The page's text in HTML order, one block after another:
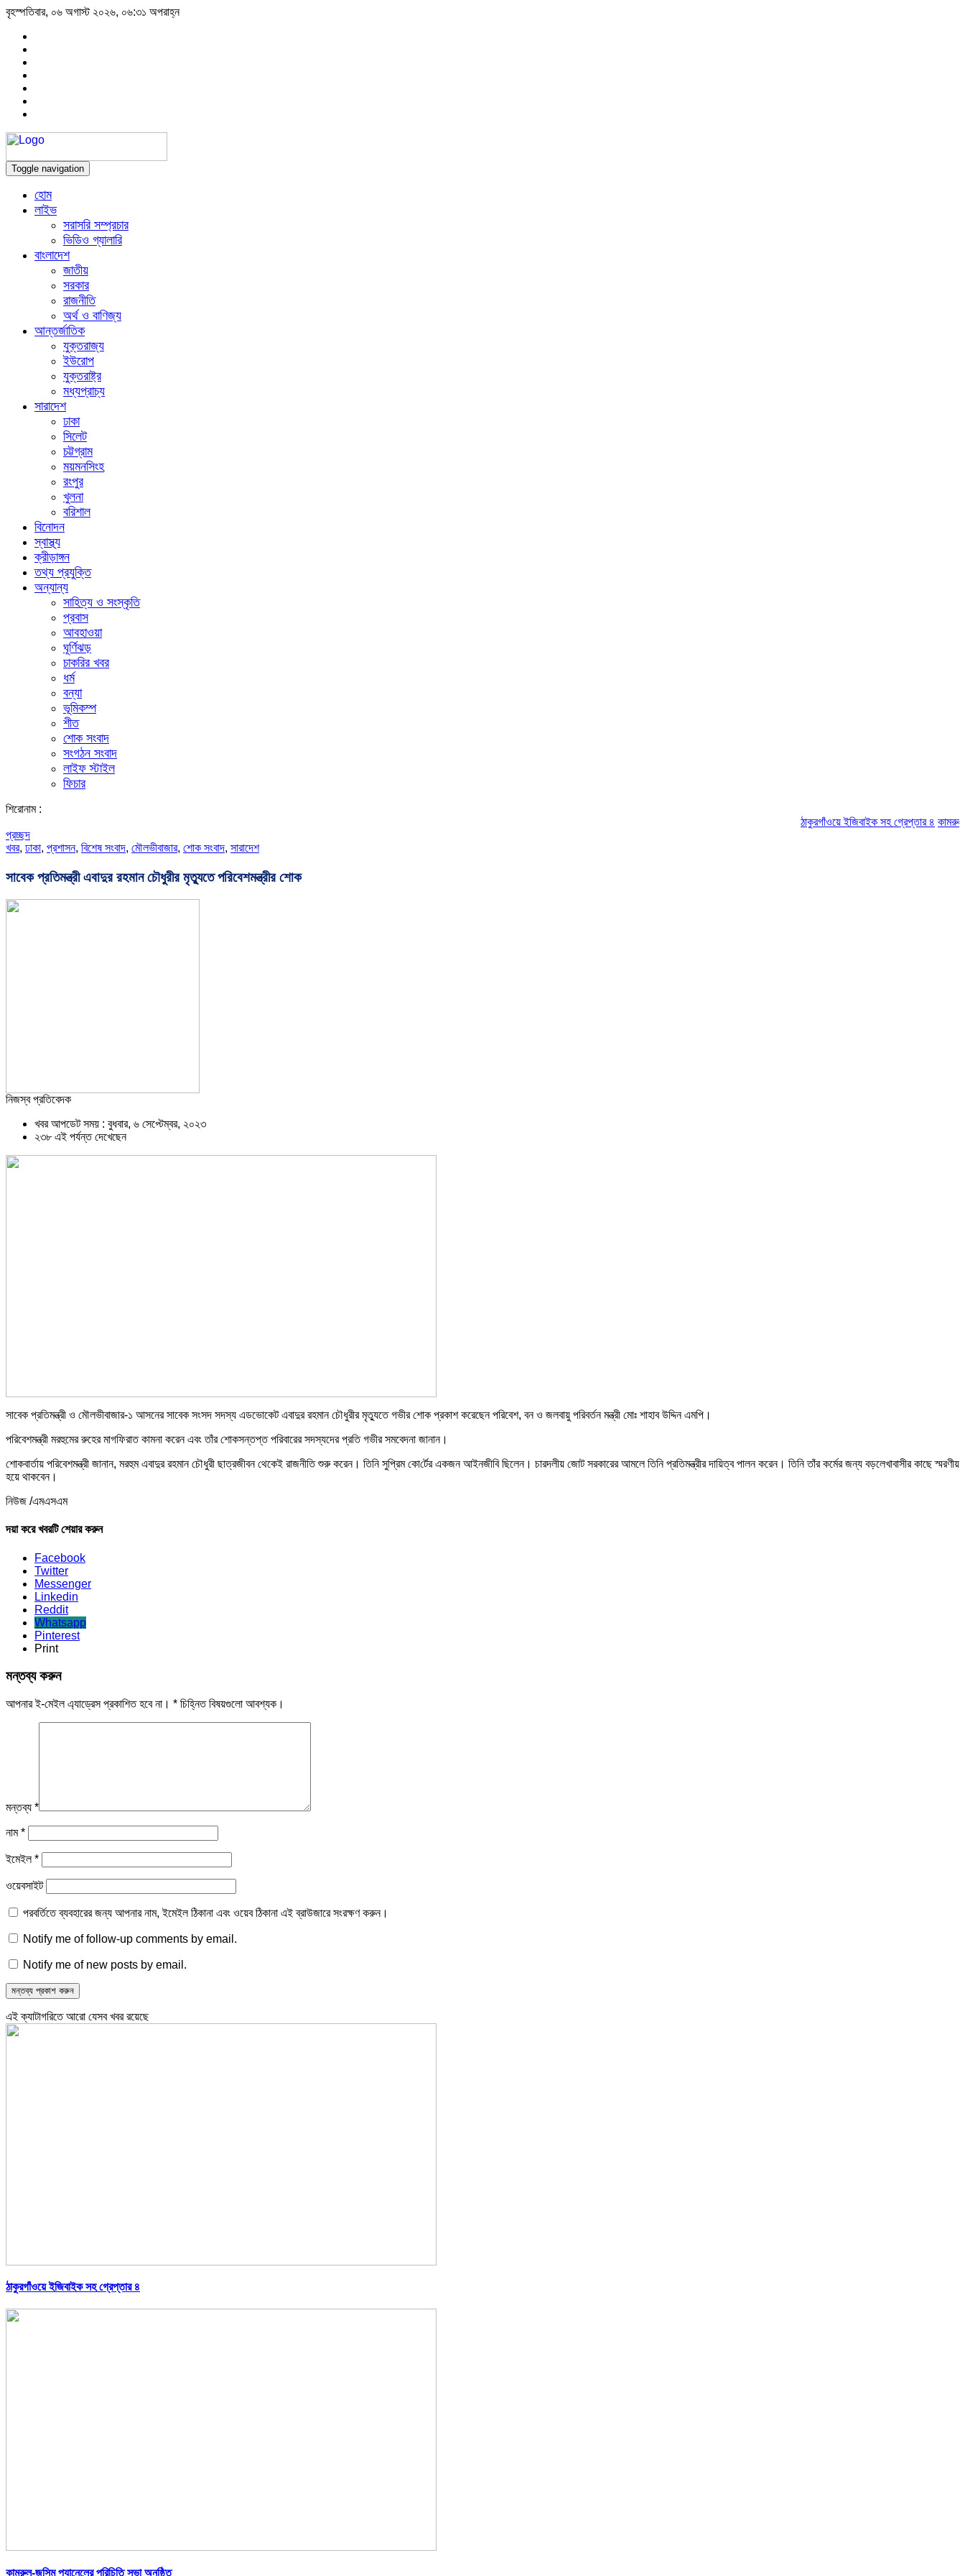
বৃহস্পতিবার, ০৬ অগাস্ট ২০২৬, ০৬:৩১ অপরাহ্ন
Toggle navigation
হোম
লাইভ
সরাসরি সম্প্রচার
ভিডিও গ্যালারি
বাংলাদেশ
জাতীয়
সরকার
রাজনীতি
অর্থ ও বাণিজ্য
আন্তর্জাতিক
যুক্তরাজ্য
ইউরোপ
যুক্তরাষ্ট্র
মধ্যপ্রাচ্য
সারাদেশ
ঢাকা
সিলেট
চট্টগ্রাম
ময়মনসিংহ
রংপুর
খুলনা
বরিশাল
বিনোদন
স্বাস্থ্য
ক্রীড়াঙ্গন
তথ্য প্রযুক্তি
অন্যান্য
সাহিত্য ও সংস্কৃতি
প্রবাস
আবহাওয়া
ঘূর্ণিঝড়
চাকরির খবর
ধর্ম
বন্যা
ভূমিকম্প
শীত
শোক সংবাদ
সংগঠন সংবাদ
লাইফ স্টাইল
ফিচার
শিরোনাম :
ঠাকুরগাঁওয়ে ইজিবাইক সহ গ্রেপ্তার ৪ কামরুল-জসিম
প্রচ্ছদ
খবর, ঢাকা, প্রশাসন, বিশেষ সংবাদ, মৌলভীবাজার, শোক সংবাদ, সারাদেশ
সাবেক প্রতিমন্ত্রী এবাদুর রহমান চৌধুরীর মৃত্যুতে পরিবেশমন্ত্রীর শোক
নিজস্ব প্রতিবেদক
খবর আপডেট সময় : বুধবার, ৬ সেপ্টেম্বর, ২০২৩
২৩৮ এই পর্যন্ত দেখেছেন
সাবেক প্রতিমন্ত্রী ও মৌলভীবাজার-১ আসনের সাবেক সংসদ সদস্য এডভোকেট এবাদুর রহমান চৌধুরীর মৃত্যুতে গভীর শোক প্রকাশ করেছেন পরিবেশ, বন ও জলবায়ু পরিবর্তন মন্ত্রী মোঃ শাহাব উদ্দিন এমপি।
পরিবেশমন্ত্রী মরহুমের রুহের মাগফিরাত কামনা করেন এবং তাঁর শোকসন্তপ্ত পরিবারের সদস্যদের প্রতি গভীর সমবেদনা জানান।
শোকবার্তায় পরিবেশমন্ত্রী জানান, মরহুম এবাদুর রহমান চৌধুরী ছাত্রজীবন থেকেই রাজনী‌তি শুরু করেন। তিনি সু‌প্রিম কো‌র্টের একজন আইনজী‌বি ছিলেন। চারদলীয় জোট সরকারের আমলে তিনি প্রতিমন্ত্রীর দায়িত্ব পালন করেন। তিনি তাঁর কর্মের জন্য বড়লেখাবাসীর কাছে স্মরণীয়
হয়ে থাকবেন।
নিউজ /এমএসএম
দয়া করে খবরটি শেয়ার করুন
Facebook
Twitter
Messenger
Linkedin
Reddit
Whatsapp
Pinterest
Print
মন্তব্য করুন
আপনার ই-মেইল এ্যাড্রেস প্রকাশিত হবে না। * চিহ্নিত বিষয়গুলো আবশ্যক।
মন্তব্য *
নাম*
ইমেইল*
ওয়েবসাইট
পরবর্তিতে ব্যবহারের জন্য আপনার নাম, ইমেইল ঠিকানা এবং ওয়েব ঠিকানা এই ব্রাউজারে সংরক্ষণ করুন।
Notify me of follow-up comments by email.
Notify me of new posts by email.
এই ক্যাটাগরিতে আরো যেসব খবর রয়েছে
ঠাকুরগাঁওয়ে ইজিবাইক সহ গ্রেপ্তার ৪
কামরুল-জসিম প্যানেলের পরিচিতি সভা অনুষ্ঠিত